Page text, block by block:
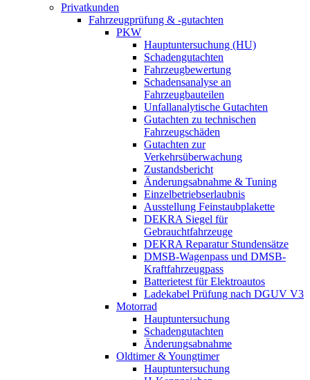
Privatkunden
Fahrzeugprüfung & -gutachten
PKW
Hauptuntersuchung (HU)
Schadengutachten
Fahrzeugbewertung
Schadensanalyse an
Fahrzeugbauteilen
Unfallanalytische Gutachten
Gutachten zu technischen
Fahrzeugschäden
Gutachten zur
Verkehrsüberwachung
Zustandsbericht
Änderungsabnahme & Tuning
Einzelbetriebserlaubnis
Ausstellung Feinstaubplakette
DEKRA Siegel für
Gebrauchtfahrzeuge
DEKRA Reparatur Stundensätze
DMSB-Wagenpass und DMSB-
Kraftfahrzeugpass
Batterietest für Elektroautos
Ladekabel Prüfung nach DGUV V3
Motorrad
Hauptuntersuchung
Schadengutachten
Änderungsabnahme
Oldtimer & Youngtimer
Hauptuntersuchung